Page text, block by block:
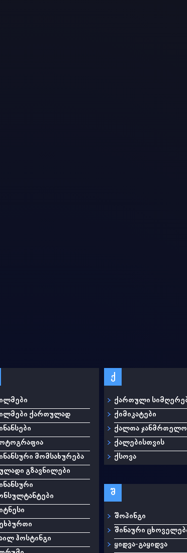
ქართულად
მომსახურება
გზავნილები
ჰოსტინგი
ქ
ქართული
ქიმიკატები
ქალთა
ქალებისთვის
ქსოვა
შ
შოპინგი
შინაური
ყიდვა-გაყიდვა